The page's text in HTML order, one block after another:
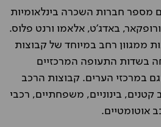
מספר חברות השכרה בינלאומיות
באדג'ט, אלאמו ורנט פלוס.
ממגוון רחב במיוחד של קבוצות
בשדות התעופה המרכזיים
במרכזי הערים. קבוצות הרכב
קטנים, בינוניים, משפחתיים, רכבי
אוטומטיים.